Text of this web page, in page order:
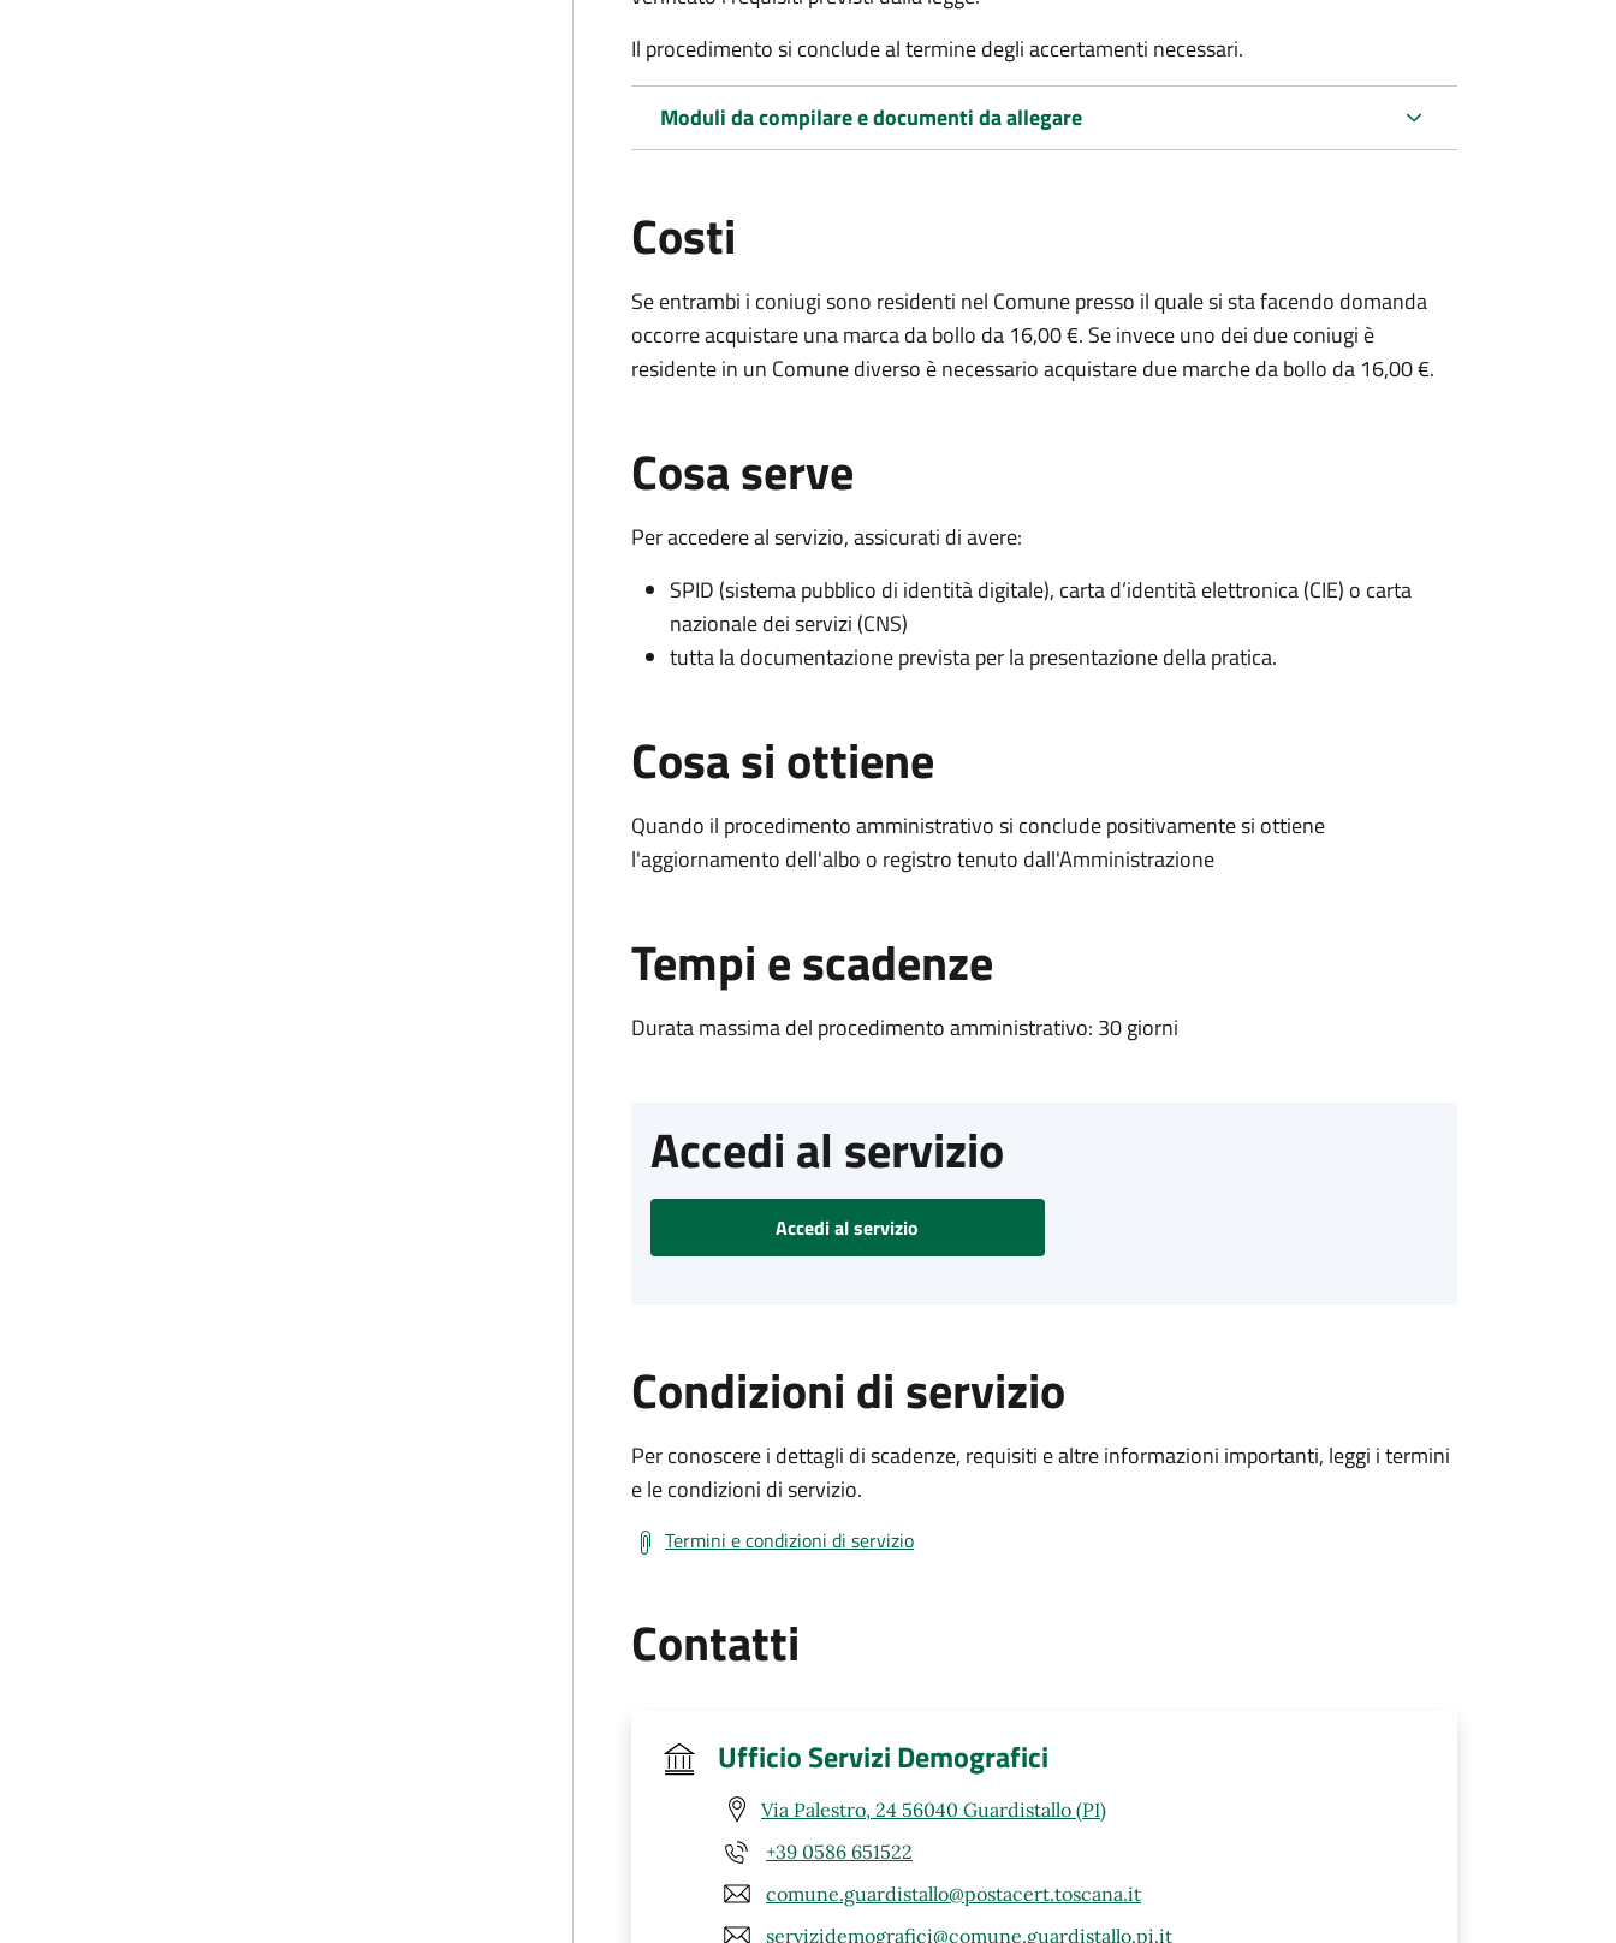
Il procedimento si conclude al termine degli accertamenti necessari.
Moduli da compilare e documenti da allegare
Costi
Se entrambi i coniugi sono residenti nel Comune presso il quale si sta facendo domanda
occorre acquistare una marca da bollo da 16,00 €. Se invece uno dei due coniugi è
residente in un Comune diverso è necessario acquistare due marche da bollo da 16,00 €.
Cosa serve
Per accedere al servizio, assicurati di avere:
SPID (sistema pubblico di identità digitale), carta d’identità elettronica (CIE) o carta
nazionale dei servizi (CNS)
tutta la documentazione prevista per la presentazione della pratica.
Cosa si ottiene
Quando il procedimento amministrativo si conclude positivamente si ottiene
l'aggiornamento dell'albo o registro tenuto dall'Amministrazione
Tempi e scadenze
Durata massima del procedimento amministrativo: 30 giorni
Accedi al servizio
Accedi al servizio
Condizioni di servizio
Per conoscere i dettagli di scadenze, requisiti e altre informazioni importanti, leggi i termini
e le condizioni di servizio.
Termini e condizioni di servizio
Contatti
Ufficio Servizi Demografici
Via Palestro, 24 56040 Guardistallo (PI)
+39 0586 651522
comune.guardistallo@postacert.toscana.it
servizidemografici@comune.guardistallo.pi.it